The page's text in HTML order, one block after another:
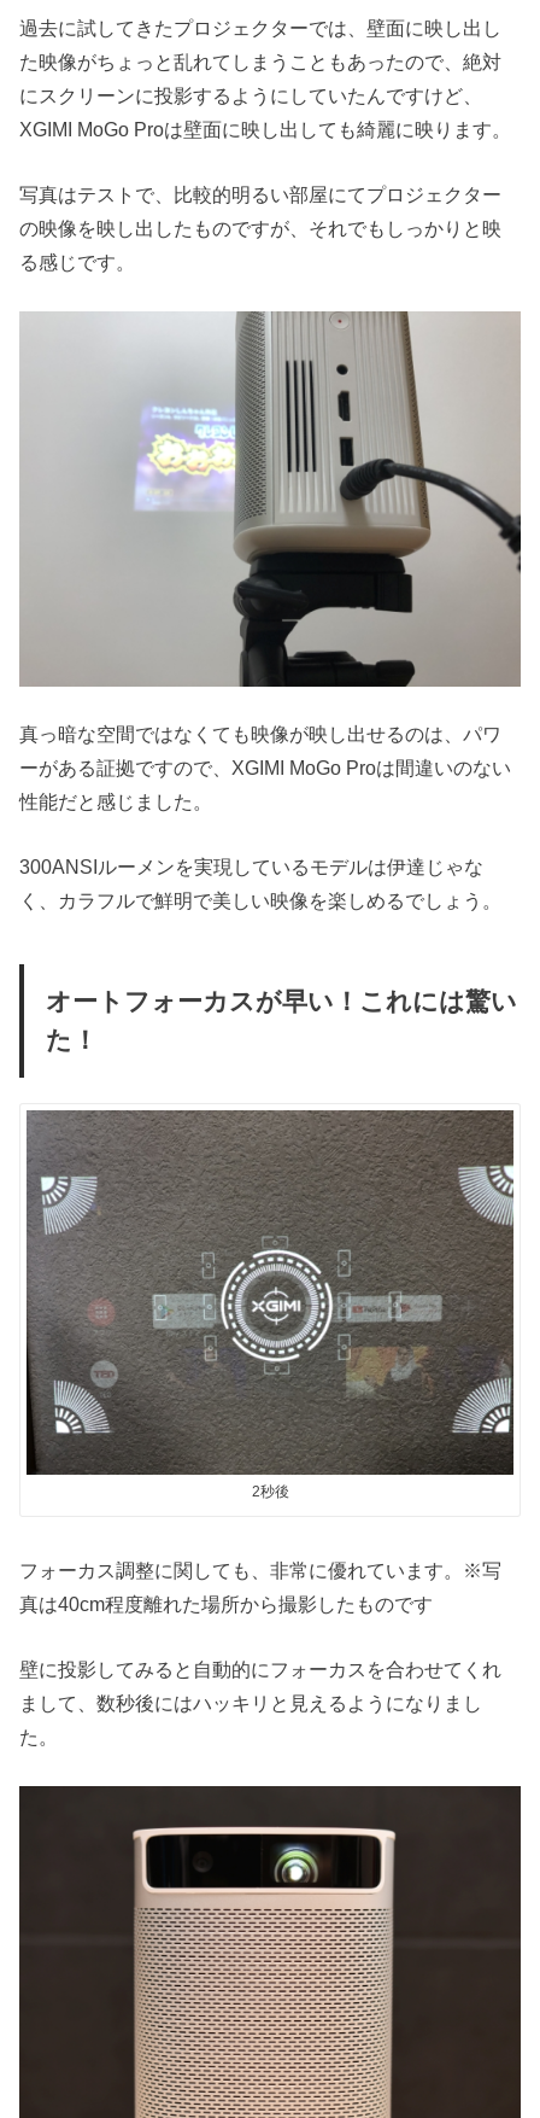
過去に試してきたプロジェクターでは、壁面に映し出し
た映像がちょっと乱れてしまうこともあったので、絶対
にスクリーンに投影するようにしていたんですけど、
XGIMI MoGo Proは壁面に映し出しても綺麗に映ります。
写真はテストで、比較的明るい部屋にてプロジェクター
の映像を映し出したものですが、それでもしっかりと映
る感じです。
真っ暗な空間ではなくても映像が映し出せるのは、パワ
ーがある証拠ですので、XGIMI MoGo Proは間違いのない
性能だと感じました。
300ANSIルーメンを実現しているモデルは伊達じゃな
く、カラフルで鮮明で美しい映像を楽しめるでしょう。
オートフォーカスが早い！これには驚い
た！
2秒後
フォーカス調整に関しても、非常に優れています。※写
真は40cm程度離れた場所から撮影したものです
壁に投影してみると自動的にフォーカスを合わせてくれ
まして、数秒後にはハッキリと見えるようになりまし
た。